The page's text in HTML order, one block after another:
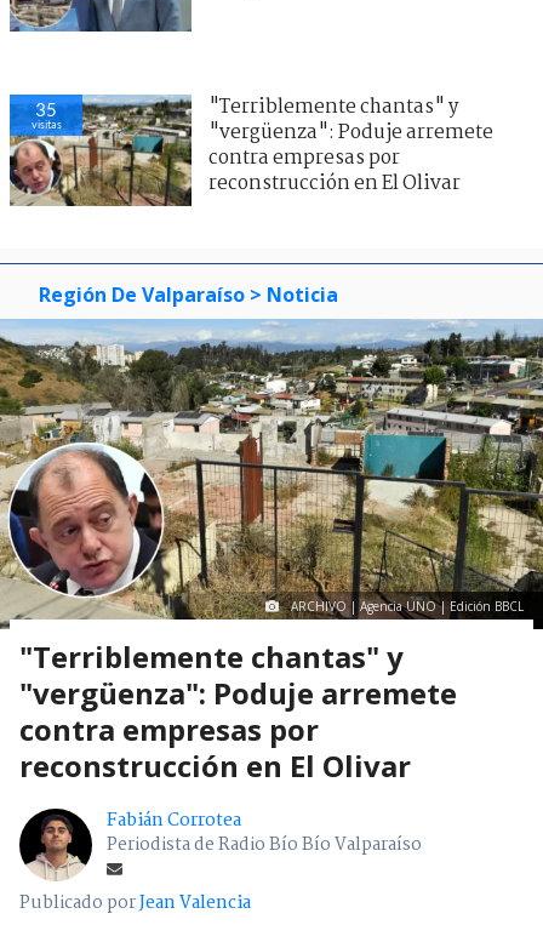
35
visitas
"Terriblemente chantas" y
"vergüenza": Poduje arremete
contra empresas por
reconstrucción en El Olivar
Región De Valparaíso > Noticia
ARCHIVO | Agencia UNO | Edición BBCL
"Terriblemente chantas" y
"vergüenza": Poduje arremete
contra empresas por
reconstrucción en El Olivar
Fabián Corrotea
Periodista de Radio Bío Bío Valparaíso
Publicado porJean Valencia